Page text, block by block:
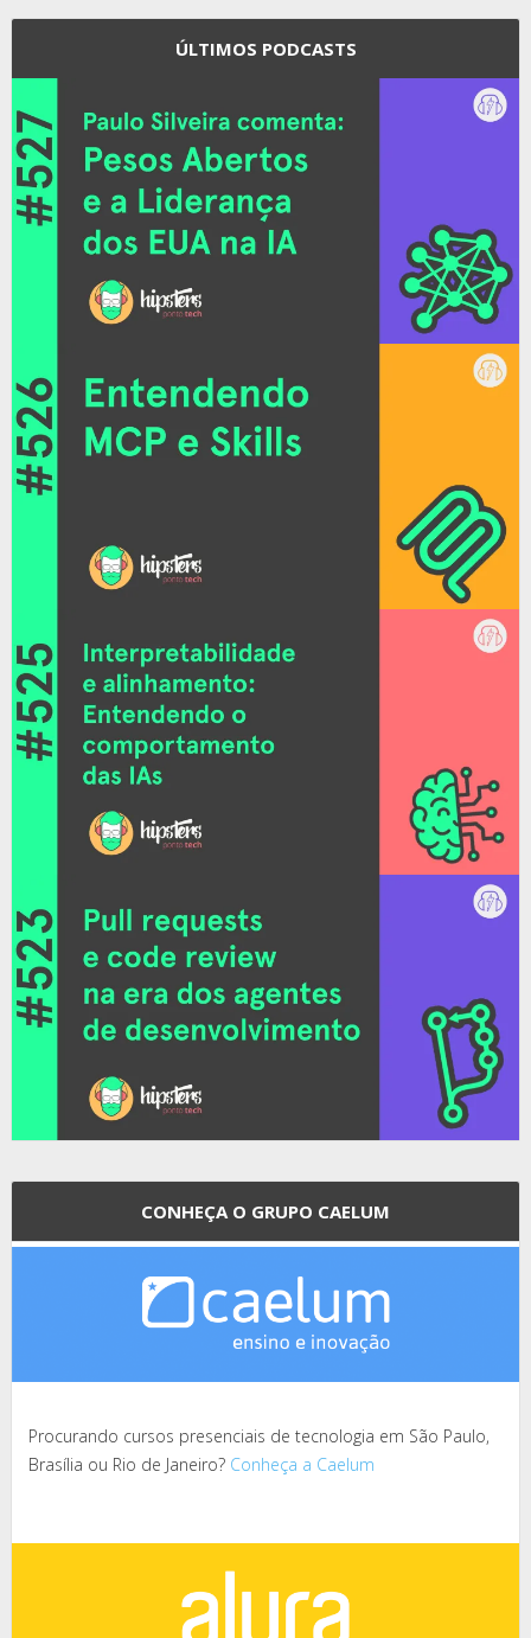
ÚLTIMOS PODCASTS
CONHEÇA O GRUPO CAELUM
Procurando cursos presenciais de tecnologia em São Paulo,
Brasília ou Rio de Janeiro? Conheça a Caelum